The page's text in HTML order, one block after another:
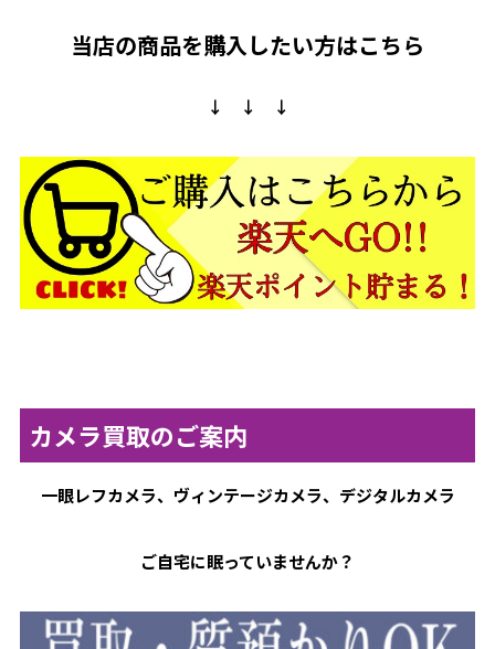
当店の商品を購入したい方はこちら
↓ ↓ ↓
カメラ買取のご案内
一眼レフカメラ、ヴィンテージカメラ、デジタルカメラ
ご自宅に眠っていませんか？